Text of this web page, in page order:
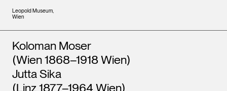
Leopold Museum,
Wien
Künstler*innen
Koloman Moser
(Wien 1868–1918 Wien)
Jutta Sika
(Linz 1877–1964 Wien)